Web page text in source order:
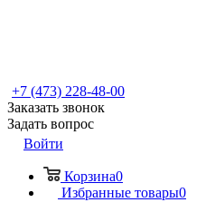
+7 (473) 228-48-00
Заказать звонок
Задать вопрос
Войти
Корзина0
Избранные товары0